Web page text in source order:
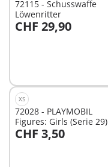
72115 - Schusswaffe
Löwenritter
CHF 29,90
XS
72028 - PLAYMOBIL
Figures: Girls (Serie 29)
CHF 3,50